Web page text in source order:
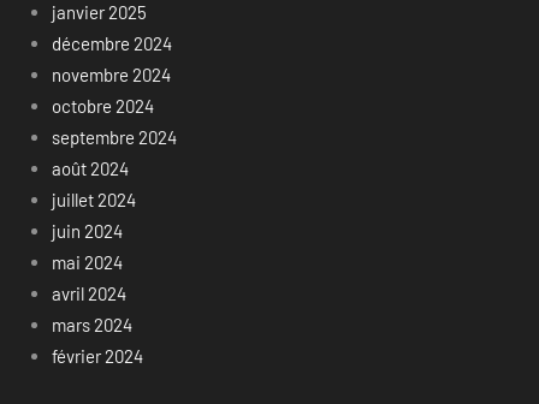
janvier 2025
décembre 2024
novembre 2024
octobre 2024
septembre 2024
août 2024
juillet 2024
juin 2024
mai 2024
avril 2024
mars 2024
février 2024